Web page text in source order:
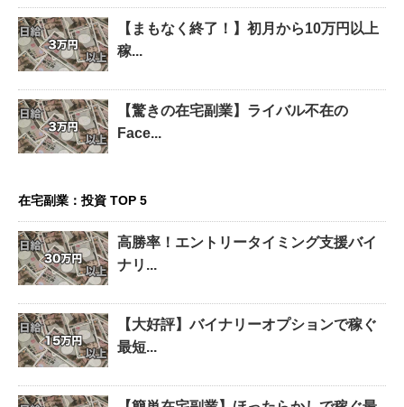
【まもなく終了！】初月から10万円以上
稼...
【驚きの在宅副業】ライバル不在の
Face...
在宅副業：投資 TOP 5
高勝率！エントリータイミング支援バイ
ナリ...
【大好評】バイナリーオプションで稼ぐ
最短...